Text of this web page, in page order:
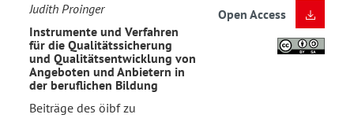
Judith Proinger
Instrumente und Verfahren
für die Qualitätssicherung
und Qualitätsentwicklung von
Angeboten und Anbietern in
der beruflichen Bildung
Beiträge des öibf zu
Open Access